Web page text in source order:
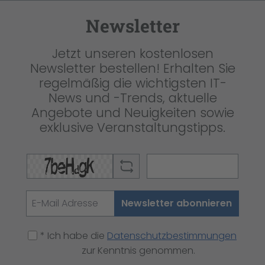
Newsletter
Jetzt unseren kostenlosen
Newsletter bestellen! Erhalten Sie
regelmäßig die wichtigsten IT-
News und -Trends, aktuelle
Angebote und Neuigkeiten sowie
exklusive Veranstaltungstipps.
Newsletter abonnieren
* Ich habe die Datenschutzbestimmungen
zur Kenntnis genommen.